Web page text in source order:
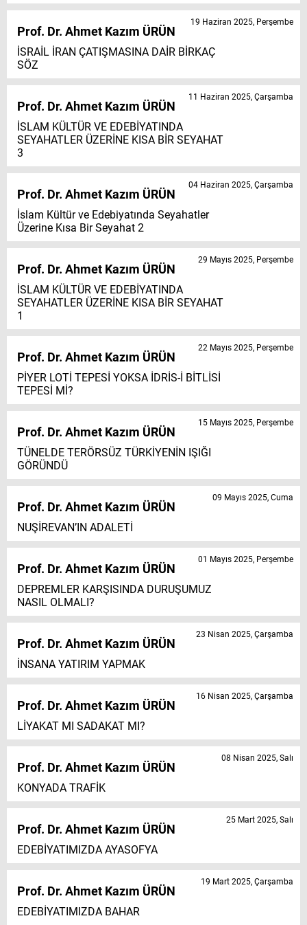
Prof. Dr. Ahmet Kazım ÜRÜN
İSRAİL İRAN ÇATIŞMASINA DAİR BİRKAÇ
SÖZ
19 Haziran 2025, Perşembe
Prof. Dr. Ahmet Kazım ÜRÜN
İSLAM KÜLTÜR VE EDEBİYATINDA
SEYAHATLER ÜZERİNE KISA BİR SEYAHAT
3
11 Haziran 2025, Çarşamba
Prof. Dr. Ahmet Kazım ÜRÜN
İslam Kültür ve Edebiyatında Seyahatler
Üzerine Kısa Bir Seyahat 2
04 Haziran 2025, Çarşamba
Prof. Dr. Ahmet Kazım ÜRÜN
İSLAM KÜLTÜR VE EDEBİYATINDA
SEYAHATLER ÜZERİNE KISA BİR SEYAHAT
1
29 Mayıs 2025, Perşembe
Prof. Dr. Ahmet Kazım ÜRÜN
PİYER LOTİ TEPESİ YOKSA İDRİS-İ BİTLİSİ
TEPESİ Mİ?
22 Mayıs 2025, Perşembe
Prof. Dr. Ahmet Kazım ÜRÜN
TÜNELDE TERÖRSÜZ TÜRKİYENİN IŞIĞI
GÖRÜNDÜ
15 Mayıs 2025, Perşembe
Prof. Dr. Ahmet Kazım ÜRÜN
NUŞİREVAN’IN ADALETİ
09 Mayıs 2025, Cuma
Prof. Dr. Ahmet Kazım ÜRÜN
DEPREMLER KARŞISINDA DURUŞUMUZ
NASIL OLMALI?
01 Mayıs 2025, Perşembe
Prof. Dr. Ahmet Kazım ÜRÜN
İNSANA YATIRIM YAPMAK
23 Nisan 2025, Çarşamba
Prof. Dr. Ahmet Kazım ÜRÜN
LİYAKAT MI SADAKAT MI?
16 Nisan 2025, Çarşamba
Prof. Dr. Ahmet Kazım ÜRÜN
KONYADA TRAFİK
08 Nisan 2025, Salı
Prof. Dr. Ahmet Kazım ÜRÜN
EDEBİYATIMIZDA AYASOFYA
25 Mart 2025, Salı
Prof. Dr. Ahmet Kazım ÜRÜN
EDEBİYATIMIZDA BAHAR
19 Mart 2025, Çarşamba